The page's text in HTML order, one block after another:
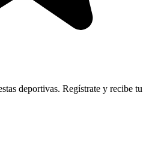
deportivas. Regístrate y recibe tu